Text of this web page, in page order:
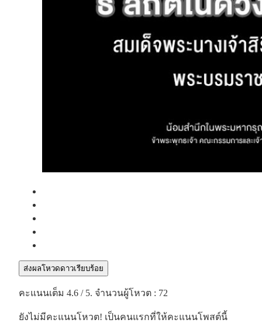
ส่งผลโหวดดาวเรียบร้อย
คะแนนเต็ม 4.6 / 5. จำนวนผู้โหวต : 72
ยังไม่มีคะแนนโหวต! เป็นคนแรกที่ให้คะแนนโพสต์นี้